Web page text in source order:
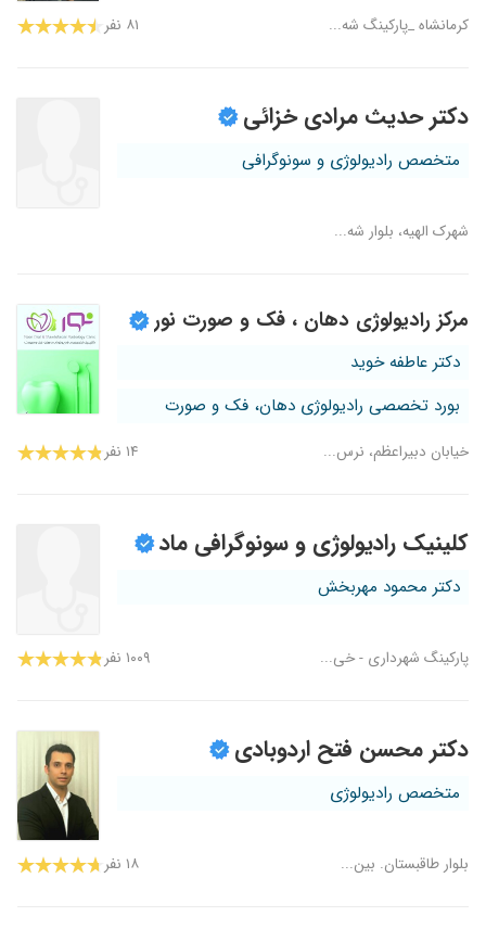
کرمانشاه _پارکینگ شه... ۸۱ نفر
دکتر حدیث مرادی خزائی
متخصص رادیولوژی و سونوگرافی
شهرک الهیه، بلوار شه...
مرکز رادیولوژی دهان ، فک و صورت نور
دکتر عاطفه خوید
بورد تخصصی رادیولوژی دهان، فک و صورت
خیابان دبیراعظم، نرس... ۱۴ نفر
کلینیک رادیولوژی و سونوگرافی ماد
دکتر محمود مهربخش
پارکینگ شهرداری - خی... ۱۰۰۹ نفر
دکتر محسن فتح اردوبادی
متخصص رادیولوژی
بلوار طاقبستان. بین... ۱۸ نفر